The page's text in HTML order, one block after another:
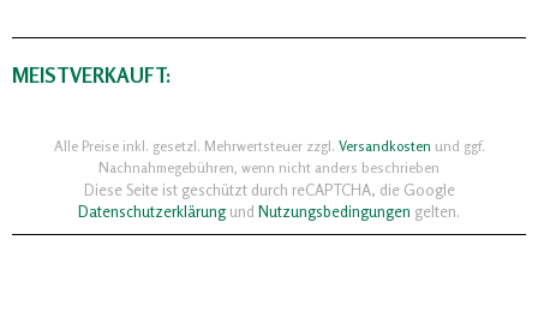
MEISTVERKAUFT:
Alle Preise inkl. gesetzl. Mehrwertsteuer zzgl. Versandkosten und ggf.
Nachnahmegebühren, wenn nicht anders beschrieben
Diese Seite ist geschützt durch reCAPTCHA, die Google
Datenschutzerklärungund Nutzungsbedingungen gelten.